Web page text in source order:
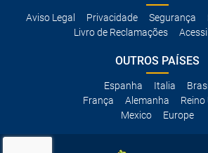
Aviso Legal Privacidade Segurança
Livro de Reclamações
OUTROS PAÍSES
Espanha Italia
Brasil
França
Alemanha
Reino
Mexico
Europe